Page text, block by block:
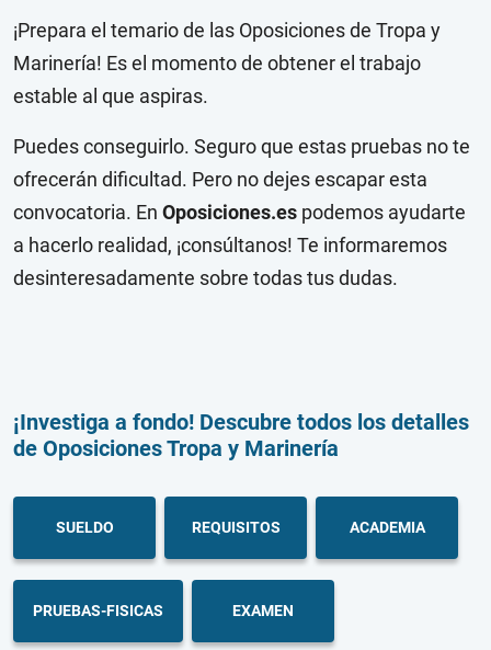
¡Prepara el temario de las Oposiciones de Tropa y
Marinería! Es el momento de obtener el trabajo
estable al que aspiras.
Puedes conseguirlo. Seguro que estas pruebas no te
ofrecerán dificultad. Pero no dejes escapar esta
convocatoria. En Oposiciones.es podemos ayudarte
a hacerlo realidad, ¡consúltanos! Te informaremos
desinteresadamente sobre todas tus dudas.
¡Investiga a fondo! Descubre todos los detalles
de Oposiciones Tropa y Marinería
SUELDO REQUISITOS ACADEMIA
PRUEBAS-FISICAS EXAMEN